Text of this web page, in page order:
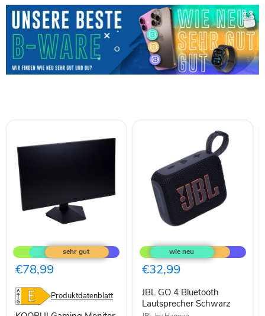
Gaming
Monitor
27
Zoll,
165Hz,
FHD(1920×108
€78,99
Produktdatenblatt
GO
4
Bluetooth
Lautsprecher
€32,99
JBL GO 4 Bluetooth
Lautsprecher Schwarz